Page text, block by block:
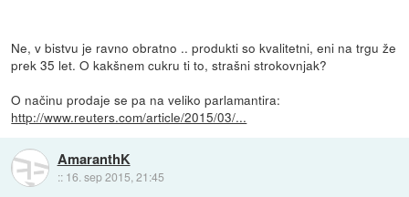
Ne, v bistvu je ravno obratno .. produkti so kvalitetni, eni na trgu že
prek 35 let. O kakšnem cukru ti to, strašni strokovnjak?
O načinu prodaje se pa na veliko parlamantira:
http://www.reuters.com/article/2015/03/...
AmaranthK
:: 16. sep 2015, 21:45